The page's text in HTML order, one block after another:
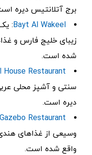
برج آتلانتیس دیره
Bayt Al Wakeel
:
زیبای خلیج فارس و
شده است.
House Restaurant
سنتی و آشپز محلی
دیره است.
Gazebo Restaurant
وسیعی از غذاهای
واقع شده است.